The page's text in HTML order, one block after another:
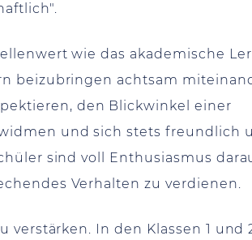
wie das akademische
beizubringen achtsam
den Blickwinkel einer
und sich stets freundlich
sind voll Enthusiasmus
Verhalten zu verdienen.
In den Klassen 1 und